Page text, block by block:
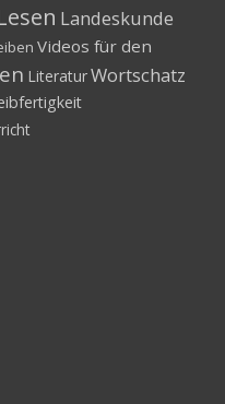
Landeskunde
Videos für den
LiteraturWortschatz